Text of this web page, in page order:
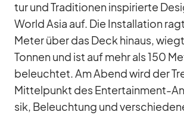
tur und Tra­di­tio­nen in­spi­rierte
World Asia auf. Die In­stal­la­tion
Me­ter über das Deck hin­aus,
Ton­nen und ist auf mehr als 150
be­leuch­tet. Am Abend wird der
Mit­tel­punkt des En­ter­tain­ment-
sik, Be­leuch­tung und